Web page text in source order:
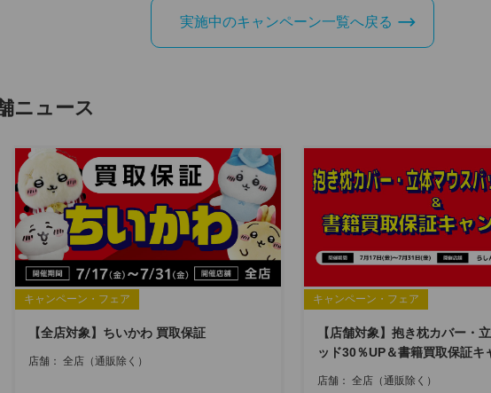
実施中のキャンペーン一覧へ戻る
ニュース
キャンペーン・フェア
【全店対象】ちいかわ 買取保証
店舗： 全店（通販除く）
キャンペーン・フェア
【店舗対象】抱き枕カバー・
ッド30％UP＆書籍買取保証キ
店舗： 全店（通販除く）